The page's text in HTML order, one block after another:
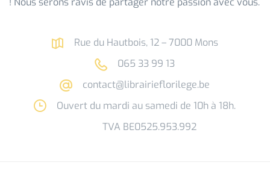
Rue du Hautbois, 12 – 7000 Mons
065 33 99 13
contact@librairieflorilege.be
Ouvert du mardi au samedi de 10h à 18h.
TVA BE0525.953.992